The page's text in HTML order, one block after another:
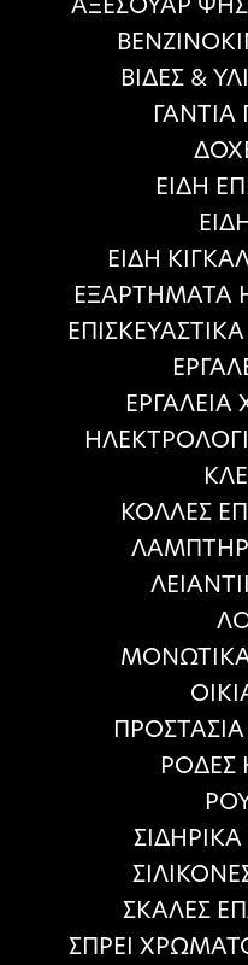
ΒΙΔΕΣ &
ΓΑΝΤΙΑ
ΕΙΔΗ
ΕΙΔΗ
ΕΞΑΡΤΗΜΑΤΑ
ΚΟΛΛΕΣ
ΡΟΔΕΣ
ΣΚΑΛΕΣ
ΣΠΡΕΙ